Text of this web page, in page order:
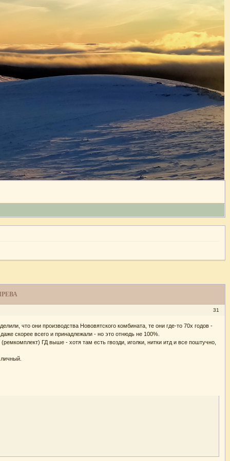
31
что они производства Нововятского комбината, те они где-то 70х годов -
скорее всего и принадлежали - но это отнюдь не 100%.
ГД выше - хотя там есть гвозди, иголки, нитки итд и все поштучно,